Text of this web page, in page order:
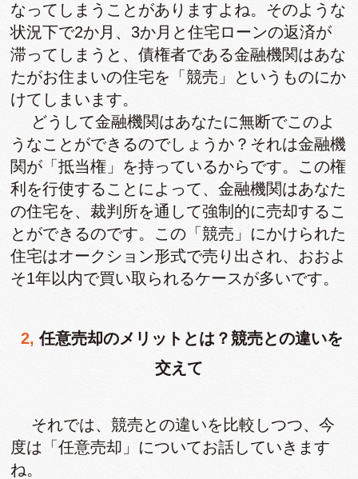
なってしまうことがありますよね。そのような
状況下で2か月、3か月と住宅ローンの返済が
滞ってしまうと、債権者である金融機関はあな
たがお住まいの住宅を「競売」というものにか
けてしまいます。
どうして金融機関はあなたに無断でこのよ
うなことができるのでしょうか？それは金融機
関が「抵当権」を持っているからです。この権
利を行使することによって、金融機関はあなた
の住宅を、裁判所を通して強制的に売却するこ
とができるのです。この「競売」にかけられた
住宅はオークション形式で売り出され、おおよ
そ1年以内で買い取られるケースが多いです。
2, 任意売却のメリットとは？競売との違いを
交えて
それでは、競売との違いを比較しつつ、今
度は「任意売却」についてお話していきます
ね。